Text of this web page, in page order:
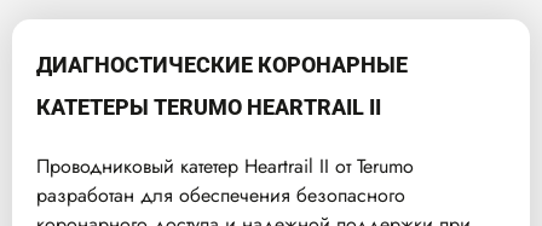
ДИАГНОСТИЧЕСКИЕ КОРОНАРНЫЕ
КАТЕТЕРЫ TERUMO HEARTRAIL II
Проводниковый катетер Heartrail II от Terumo
разработан для обеспечения безопасного